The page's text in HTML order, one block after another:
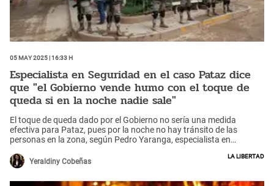
05 May 2025 | 16:33 h
Especialista en Seguridad en el caso Pataz dice
que "el Gobierno vende humo con el toque de
queda si en la noche nadie sale"
El toque de queda dado por el Gobierno no sería una medida
efectiva para Pataz, pues por la noche no hay tránsito de las
personas en la zona, según Pedro Yaranga, especialista en
Yeraldiny Cobeñas
La Libertad